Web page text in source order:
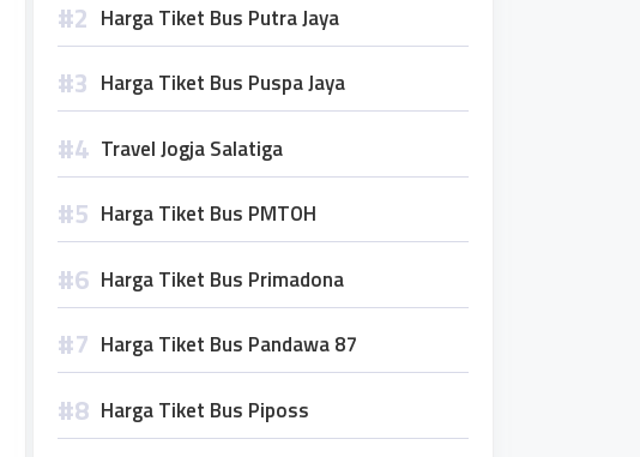
Harga Tiket Bus Putra Jaya
Harga Tiket Bus Puspa Jaya
Travel Jogja Salatiga
Harga Tiket Bus PMTOH
Harga Tiket Bus Primadona
Harga Tiket Bus Pandawa 87
Harga Tiket Bus Piposs